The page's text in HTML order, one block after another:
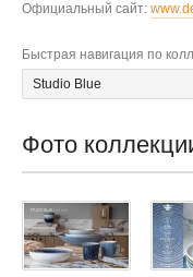
Официальный сайт:
Быстрая навигация по
Фото